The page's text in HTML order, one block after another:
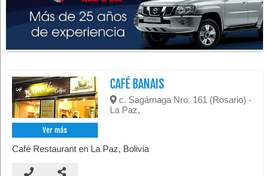
Ver más
CAFÉ BANAIS
c. Sagárnaga Nro. 161 (Rosario) -
La Paz,
Café Restaurant en La Paz, Bolivia